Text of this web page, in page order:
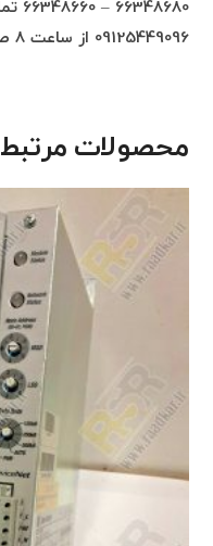
66348680 – 66348660 تماس از 8 صبح تا 6 شب
09125449096 از ساعت 8 صبح تا 10 شب
محصولات مرتبط